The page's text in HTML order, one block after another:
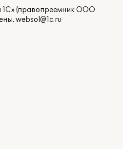
1С» (правопреемник ООО
websol@1c.ru